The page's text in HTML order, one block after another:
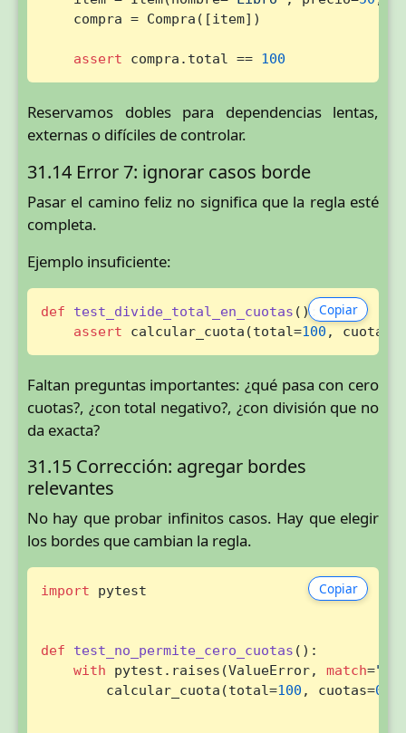
    compra = Compra([item])
assert compra.total == 100
Reservamos dobles para dependencias lentas,
externas o difíciles de controlar.
31.14 Error 7: ignorar casos borde
Pasar el camino feliz no significa que la regla esté
completa.
Ejemplo insuficiente:
Copiar
def test_divide_total_en_cuotas ():
assert calcular_cuota(total=100 , cuotas=
Faltan preguntas importantes: ¿qué pasa con cero
cuotas?, ¿con total negativo?, ¿con división que no
da exacta?
31.15 Corrección: agregar bordes
relevantes
No hay que probar infinitos casos. Hay que elegir
los bordes que cambian la regla.
Copiar
import pytest
def test_no_permite_cero_cuotas ():
with pytest.raises(ValueError, match=
        calcular_cuota(total=
100 , cuotas=0